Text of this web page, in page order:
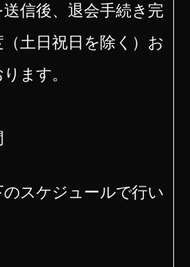
信後、退会手続き完
土日祝日を除く）お
ます。
スケジュールで行い